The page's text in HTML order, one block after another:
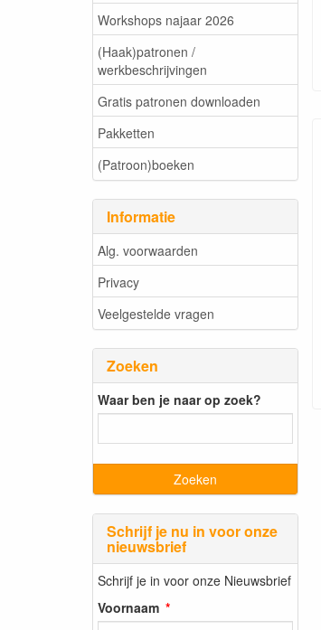
Workshops najaar 2026
(Haak)patronen /
werkbeschrijvingen
Gratis patronen downloaden
Pakketten
(Patroon)boeken
Informatie
Alg. voorwaarden
Privacy
Veelgestelde vragen
Zoeken
Waar ben je naar op zoek?
Schrijf je nu in voor onze
nieuwsbrief
Schrijf je in voor onze Nieuwsbrief
Voornaam